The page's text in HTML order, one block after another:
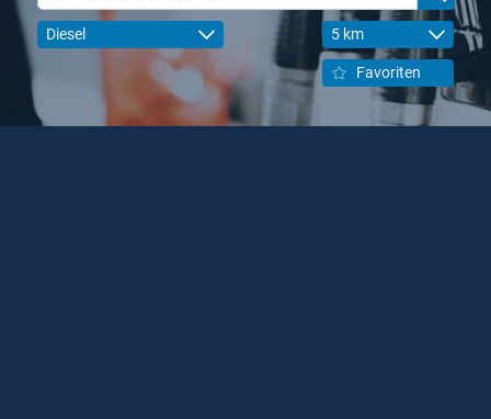
Diesel 5 km
Favoriten